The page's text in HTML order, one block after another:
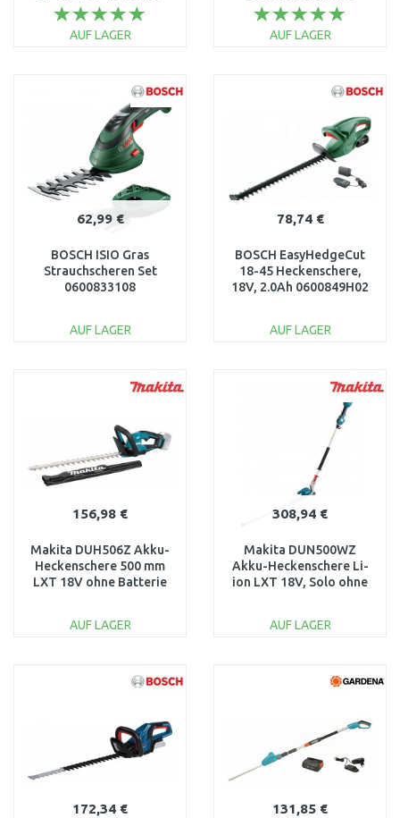
Akku
AUF LAGER
Vergleichen
(55cm/18V/Ohne Akku)
AUF LAGER
62,99 €
BOSCH ISIO Gras
Strauchscheren Set
0600833108
AUF LAGER
78,74 €
BOSCH EasyHedgeCut
18-45 Heckenschere,
18V, 2.0Ah 0600849H02
AUF LAGER
156,98 €
Makita DUH506Z Akku-
Heckenschere 500 mm
LXT 18V ohne Batterie
AUF LAGER
308,94 €
Makita DUN500WZ
Akku-Heckenschere Li-
ion LXT 18V, Solo ohne
AUF LAGER
172,34 € 131,85 €